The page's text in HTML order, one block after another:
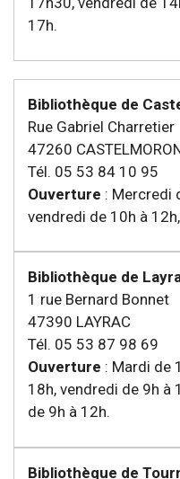
17h.
Bibliothèque de
Rue Gabriel Charretier
47260
Tél. 05 53 84 10 95
Ouverture : Mercredi
vendredi de 10h à
Bibliothèque de
1 rue Bernard Bonnet
47390 LAYRAC
Tél. 05 53 87 98 69
Ouverture : Mardi de
18h, vendredi de 9h à
de 9h à 12h.
Bibliothèque de